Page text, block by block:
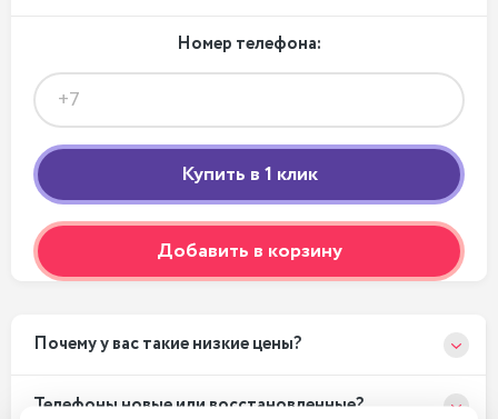
Номер телефона:
Добавить в корзину
Почему у вас такие низкие цены?
Телефоны новые или восстановленные?